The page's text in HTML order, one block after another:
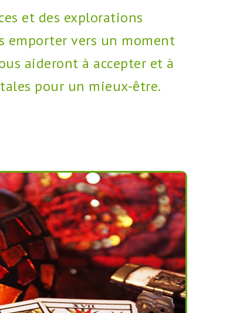
et des explorations
emporter vers un moment
aideront à accepter et à
pour un mieux-être.